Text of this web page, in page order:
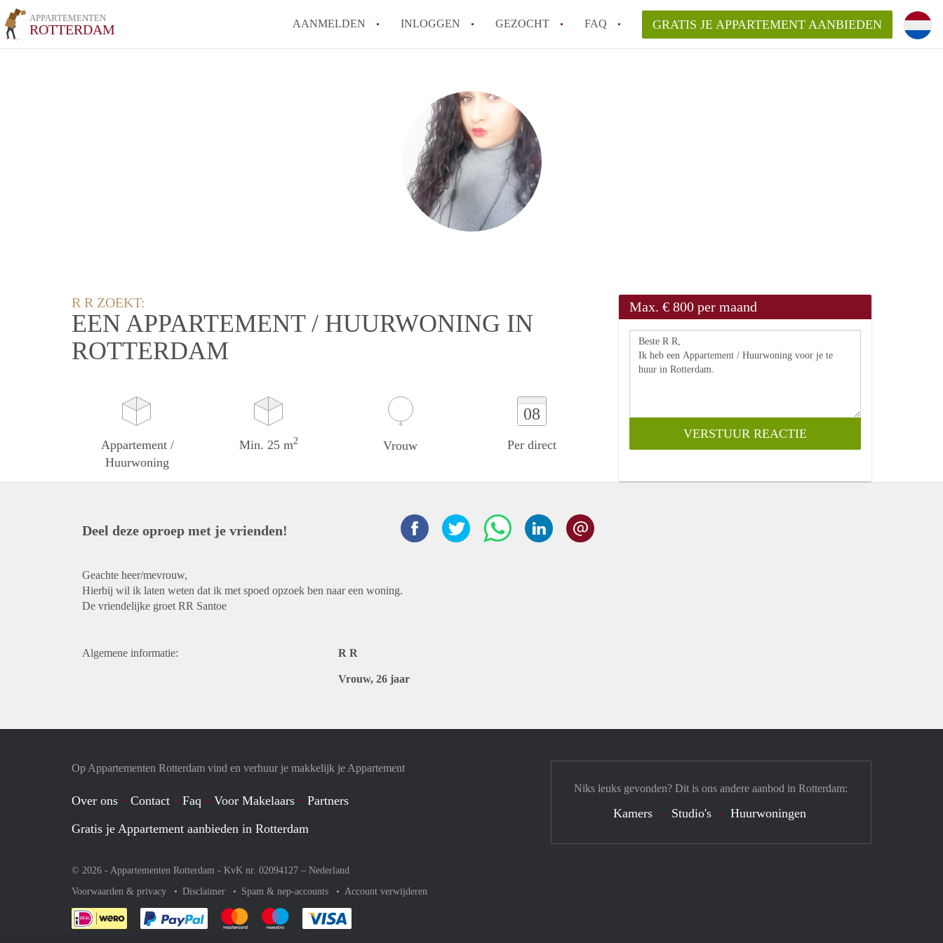
APPARTEMENTEN
ROTTERDAM AANMELDEN INLOGGEN GEZOCHT FAQ
How to translate AppartementRotterdam!
Wat is AppartementenRotterdam?
Hoeveel kost het om te reageren op een Appartement in Rotterdam?
Wat is de privacyverklaring van AppartementenRotterdam?
Berekent AppartementenRotterdam
makelaarsvergoeding/bemiddelingsvergoeding?
Alle veelgestelde vragen
GRATIS JE APPARTEMENT AANBIEDEN
R R ZOEKT:
EEN APPARTEMENT / HUURWONING IN
ROTTERDAM
Appartement /
Huurwoning
Min. 25 m2 Vrouw
08
Per direct
Max. € 800 per maand
Deel deze oproep met je vrienden!
Geachte heer/mevrouw,
Hierbij wil ik laten weten dat ik met spoed opzoek ben naar een woning.
De vriendelijke groet RR Santoe
Algemene informatie: R R
Vrouw, 26 jaar
Op Appartementen Rotterdam vind en verhuur je makkelijk je Appartement
Over ons Contact Faq Voor Makelaars
Partners
Gratis je Appartement aanbieden in Rotterdam
© 2026 - Appartementen Rotterdam - KvK nr. 02094127 – Nederland
Voorwaarden & privacy
Disclaimer Spam & nep-accounts Account verwijderen
Je rekent gemakkelijk af met Paypal
Je rekent gemakkelijk af met Mastercard
Je rekent gemakkelijk af met Meastro
Niks leuks gevonden? Dit is ons andere aanbod in Rotterdam:
Kamers Studio's Huurwoningen